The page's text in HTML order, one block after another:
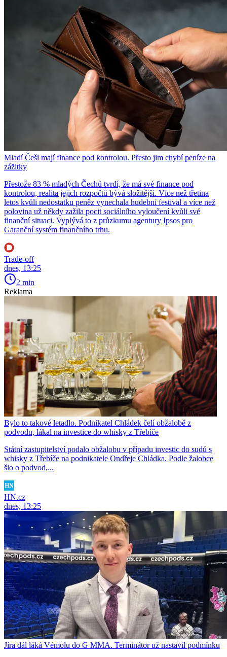
Mladí Češi mají finance pod kontrolou. Přesto jim chybí peníze na
zážitky
Přestože 83 % mladých Čechů tvrdí, že má své finance pod
kontrolou, realita jejich rozpočtů bývá složitější. Více než třetina
letos kvůli nedostatku peněz vynechala hudební festival a více než
polovina už někdy zažila pocit sociálního vyloučení kvůli své
finanční situaci. Vyplývá to z průzkumu agentury Ipsos pro
Garanční systém finančního trhu.
Trade-off
dnes, 13:25
2 min
Reklama
Bylo to takové letadlo. Podnikatel Chládek čelí obžalobě z
podvodu, lákal na investice do whisky z Třebíče
Státní zastupitelství podalo obžalobu v případu investic do sudů s
whisky z Třebíče na podnikatele Ondřeje Chládka. Podle žalobce
šlo o podvod,...
HN.cz
dnes, 13:25
Jíra dál láká Vémolu do G MMA. Terminátor už nastavil podmínku